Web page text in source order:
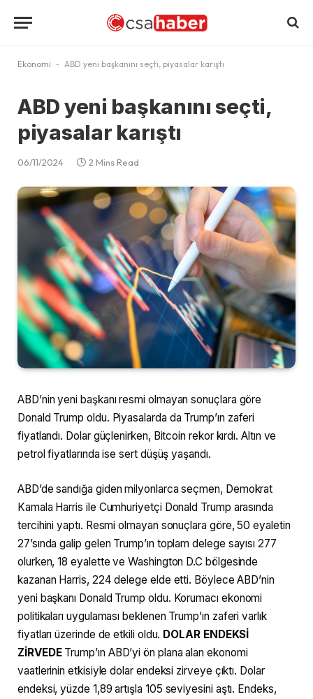
Ekonomi - ABD yeni başkanını seçti, piyasalar karıştı
ABD yeni başkanını seçti,
piyasalar karıştı
06/11/2024 2 Mins Read
ABD’nin yeni başkanı resmi olmayan sonuçlara göre
Donald Trump oldu. Piyasalarda da Trump’ın zaferi
fiyatlandı. Dolar güçlenirken, Bitcoin rekor kırdı. Altın ve
petrol fiyatlarında ise sert düşüş yaşandı.
ABD’de sandığa giden milyonlarca seçmen, Demokrat
Kamala Harris ile Cumhuriyetçi Donald Trump arasında
tercihini yaptı. Resmi olmayan sonuçlara göre, 50 eyaletin
27’sında galip gelen Trump’ın toplam delege sayısı 277
olurken, 18 eyalette ve Washington D.C bölgesinde
kazanan Harris, 224 delege elde etti. Böylece ABD’nin
yeni başkanı Donald Trump oldu. Korumacı ekonomi
politikaları uygulaması beklenen Trump’ın zaferi varlık
fiyatları üzerinde de etkili oldu. DOLAR ENDEKSİ
ZİRVEDETrump’ın ABD’yi ön plana alan ekonomi
vaatlerinin etkisiyle dolar endeksi zirveye çıktı. Dolar
endeksi, yüzde 1,89 artışla 105 seviyesini aştı. Endeks,